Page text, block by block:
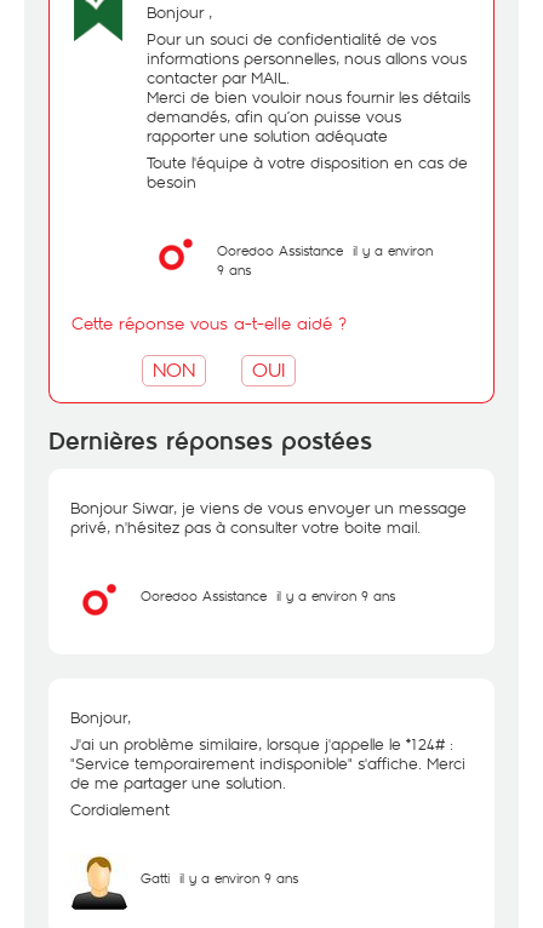
Bonjour ,
Pour un souci de confidentialité de vos
informations personnelles, nous allons vous
contacter par MAIL.
Merci de bien vouloir nous fournir les détails
demandés, afin qu’on puisse vous
rapporter une solution adéquate
Toute l'équipe à votre disposition en cas de
besoin
Ooredoo Assistance il y a environ
9 ans
Cette réponse vous a-t-elle aidé ?
NON OUI
Dernières réponses postées
Bonjour Siwar, je viens de vous envoyer un message
privé, n'hésitez pas à consulter votre boite mail.
Ooredoo Assistance il y a environ 9 ans
Bonjour,
J'ai un problème similaire, lorsque j'appelle le *124# :
"Service temporairement indisponible" s'affiche. Merci
de me partager une solution.
Cordialement
Gatti il y a environ 9 ans